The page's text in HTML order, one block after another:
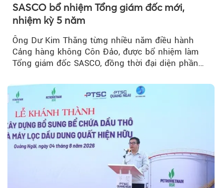
SASCO bổ nhiệm Tổng giám đốc mới,
nhiệm kỳ 5 năm
Ông Dư Kim Thăng từng nhiều năm điều hành
Cảng hàng không Côn Đảo, được bổ nhiệm làm
Tổng giám đốc SASCO, đồng thời đại diện phần